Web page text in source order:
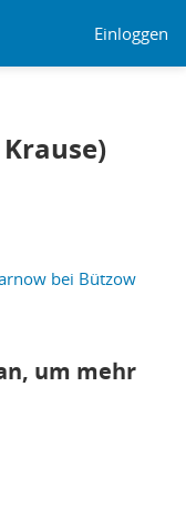
Einloggen
bei Bützow
um mehr